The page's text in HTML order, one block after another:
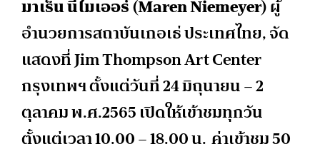
มาเร็นนีไมเออร์(Maren Niemeyer)ผู้
อำนวยการสถาบันเกอเธ่ ประเทศไทย, จัด
แสดงที่ Jim Thompson Art Center
กรุงเทพฯ ตั้งแต่วันที่ 24 มิถุนายน – 2
ตุลาคม พ.ศ.2565 เปิดให้เข้าชมทุกวัน
ตั้งแต่เวลา 10.00 – 18.00 น. ค่าเข้าชม 50